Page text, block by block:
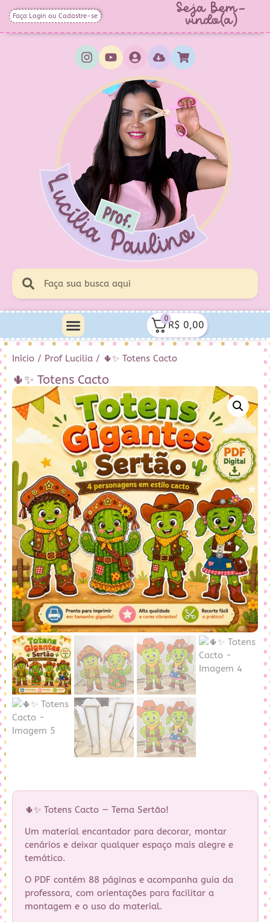
Faça Login ou Cadastre-se Seja Bem-
vindo(a)
0
R$ 0,00
Início / Prof Lucilia / 🌵✨ Totens Cacto
🌵✨ Totens Cacto
🌵✨ Totens Cacto — Tema Sertão!
Um material encantador para decorar, montar
cenários e deixar qualquer espaço mais alegre e
temático.
O PDF contém 88 páginas e acompanha guia da
professora, com orientações para facilitar a
montagem e o uso do material.